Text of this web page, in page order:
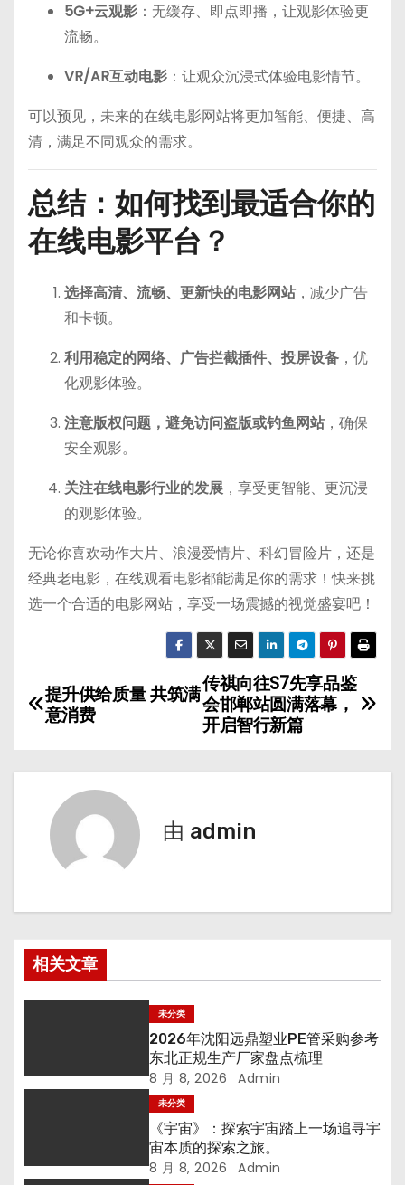
5G+云观影 ：无缓存、即点即播，让观影体验更
流畅。
VR/AR互动电影 ：让观众沉浸式体验电影情节。
可以预见，未来的在线电影网站将更加智能、便捷、高
清，满足不同观众的需求。
总结：如何找到最适合你的
在线电影平台？
选择高清、流畅、更新快的电影网站，减少广告
和卡顿。
利用稳定的网络、广告拦截插件、投屏设备 ，优
化观影体验。
注意版权问题，避免访问盗版或钓鱼网站，确保
安全观影。
关注在线电影行业的发展 ，享受更智能、更沉浸
的观影体验。
无论你喜欢动作大片、浪漫爱情片、科幻冒险片，还是
经典老电影，在线观看电影都能满足你的需求！快来挑
选一个合适的电影网站，享受一场震撼的视觉盛宴吧！
文
章
导
航
传祺向往S7先享品鉴
会邯郸站圆满落幕，
开启智行新篇
提升供给质量 共筑满
意消费
由 admin
相关文章
未分类
2026年沈阳远鼎塑业PE管采购参考
东北正规生产厂家盘点梳理
8 月 8, 2026 Admin
未分类
《宇宙》：探索宇宙踏上一场追寻宇
宙本质的探索之旅。
8 月 8, 2026 Admin